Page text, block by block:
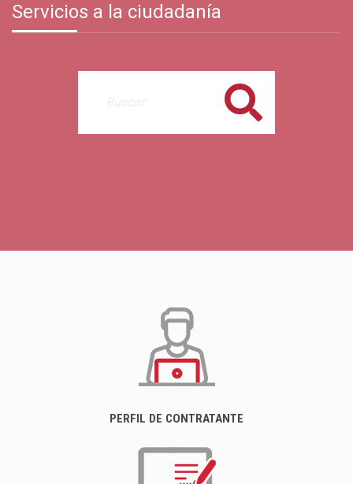
Servicios a la ciudadanía
Buscar
PERFIL DE CONTRATANTE